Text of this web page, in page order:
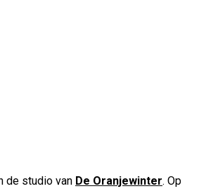
de studio van De Oranjewinter. Op